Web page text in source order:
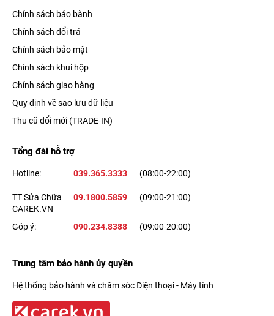
Điện thoại iPhone 13 Pro còn được tích hợp hệ điều hành iOS
15, cho bạn vừa giao tiếp qua FaceTime vừa chia sẻ bài hát
hay tài liệu tiện lợi, cũng như dễ dàng tương tác với văn bản
trong hình ảnh để gửi email, nhận chỉ đường,....
Xem thêm:iPhone 13 Pro đạt điểm GPU vượt trội so với
iPhone 12 Pro
(Wide) với khẩu độ f/1.5, camera góc siêu rộng (Ultra Wide)
Chính sách bảo bành
Chính sách đổi trả
Chính sách bảo mật
Chính sách khui hộp
Chính sách giao hàng
Quy định về sao lưu dữ liệu
Thu cũ đổi mới (TRADE-IN)
Tổng đài hỗ trợ
Hotline: 039.365.3333 (08:00-22:00)
TT Sửa Chữa
CAREK.VN
09.1800.5859 (09:00-21:00)
Góp ý: 090.234.8388 (09:00-20:00)
Trung tâm bảo hành ủy quyền
Hệ thống bảo hành và chăm sóc Điện thoại - Máy tính